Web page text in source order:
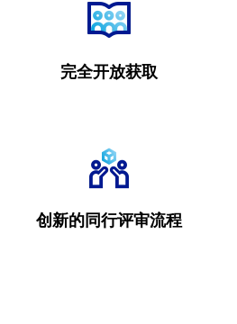
完全开放获取
创新的同行评审流程